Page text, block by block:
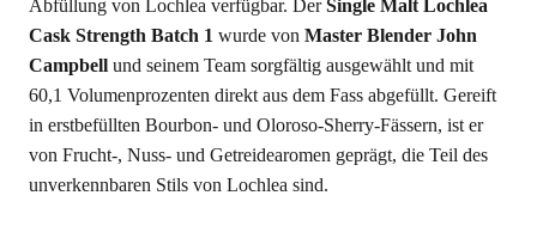
Abfül­lung von Loch­lea ver­füg­bar. DerSin­gle Malt Loch­lea
Cask Strength Batch 1 wur­de von Mas­ter Blen­der John
Camp­bellund sei­nem Team sorg­fäl­tig aus­ge­wählt und mit
60,1 Volu­men­pro­zen­ten direkt aus dem Fass abge­füllt. Gereift
in erst­be­füll­ten Bour­bon- und Olo­ro­so-Sher­ry-Fäs­sern, ist er
von Frucht‑, Nuss- und Getrei­de­aro­men geprägt, die Teil des
unver­kenn­ba­ren Stils von Loch­lea sind.